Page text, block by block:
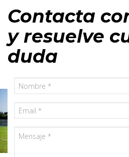
Contacta
y resuelve
duda